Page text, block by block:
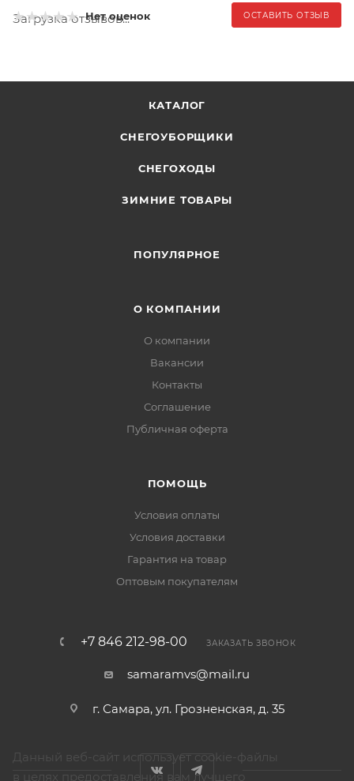
Нет оценок ОСТАВИТЬ ОТЗЫВ
Загрузка отзывов...
КАТАЛОГ
СНЕГОУБОРЩИКИ
СНЕГОХОДЫ
ЗИМНИЕ ТОВАРЫ
ПОПУЛЯРНОЕ
О КОМПАНИИ
О компании
Вакансии
Контакты
Соглашение
Публичная оферта
ПОМОЩЬ
Условия оплаты
Условия доставки
Гарантия на товар
Оптовым покупателям
+7 846 212-98-00 ЗАКАЗАТЬ ЗВОНОК
samaramvs@mail.ru
г. Самара, ул. Грозненская, д. 35
Данный веб-сайт использует cookie-файлы
в целях предоставления вам лучшего